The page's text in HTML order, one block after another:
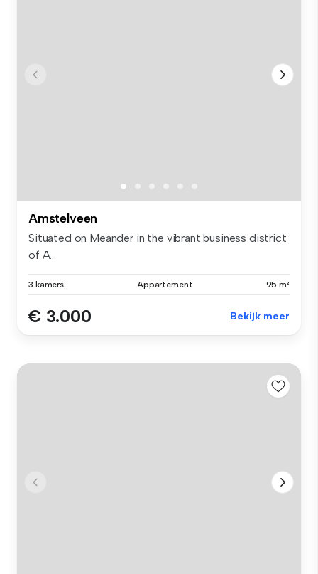
Amstelveen
Situated on Meander in the vibrant business district
of A...
3 kamers Appartement 95 m²
€ 3.000 Bekijk meer